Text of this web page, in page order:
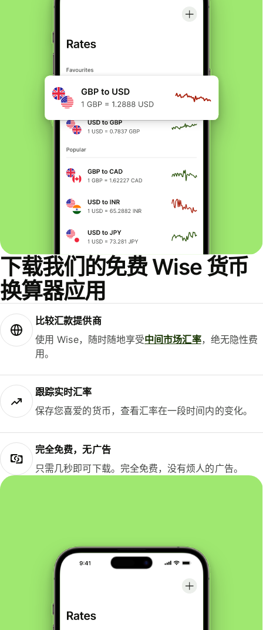
下载我们的免费 Wise 货币
换算器应用
比较汇款提供商
使用 Wise，随时随地享受中间市场汇率，绝无隐性费
用。
跟踪实时汇率
保存您喜爱的货币，查看汇率在一段时间内的变化。
完全免费，无广告
只需几秒即可下载。完全免费，没有烦人的广告。